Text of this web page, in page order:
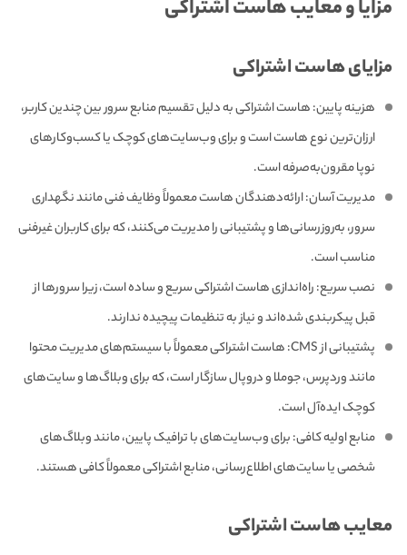
مزایا و معایب هاست اشتراکی
مزایای هاست اشتراکی
هزینه پایین: هاست اشتراکی به دلیل تقسیم منابع سرور بین چندین کاربر،
ارزان‌ترین نوع هاست است و برای وب‌سایت‌های کوچک یا کسب‌وکارهای
نوپا مقرون‌به‌صرفه است.
مدیریت آسان: ارائه‌دهندگان هاست معمولاً وظایف فنی مانند نگهداری
سرور، به‌روزرسانی‌ها و پشتیبانی را مدیریت می‌کنند، که برای کاربران غیرفنی
مناسب است.
نصب سریع: راه‌اندازی هاست اشتراکی سریع و ساده است، زیرا سرورها از
قبل پیکربندی شده‌اند و نیاز به تنظیمات پیچیده ندارند.
پشتیبانی از CMS: هاست اشتراکی معمولاً با سیستم‌های مدیریت محتوا
مانند وردپرس، جوملا و دروپال سازگار است، که برای وبلاگ‌ها و سایت‌های
کوچک ایده‌آل است.
منابع اولیه کافی: برای وب‌سایت‌های با ترافیک پایین، مانند وبلاگ‌های
شخصی یا سایت‌های اطلاع‌رسانی، منابع اشتراکی معمولاً کافی هستند.
معایب هاست اشتراکی